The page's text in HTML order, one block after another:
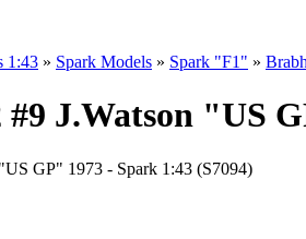
1:43 » Spark Models » Spark "F1" »
J.Watson "US
GP" 1973 - Spark 1:43 (S7094)